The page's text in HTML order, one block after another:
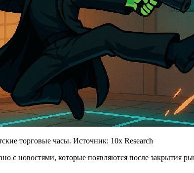
торговые часы. Источник: 10x Research
с новостями, которые появляются после закрытия